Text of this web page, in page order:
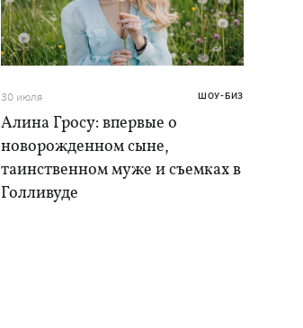
30 июля ШОУ-БИЗ
Алина Гросу: впервые о
новорожденном сыне,
таинственном муже и съемках в
Голливуде